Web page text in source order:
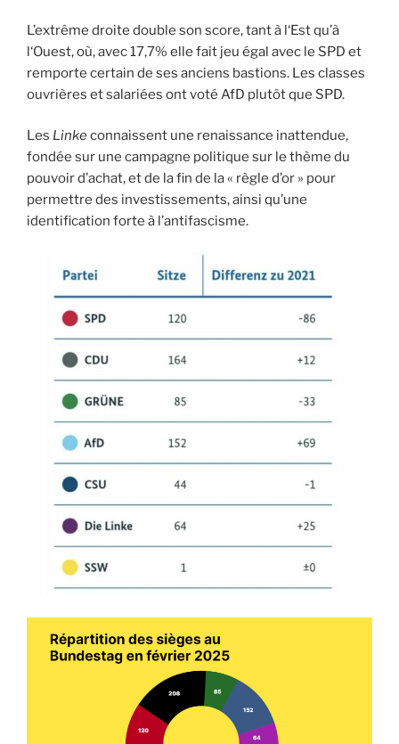
L’extrême droite double son score, tant à l‘Est qu’à
l‘Ouest, où, avec 17,7% elle fait jeu égal avec le SPD et
remporte certain de ses anciens bastions. Les classes
ouvrières et salariées ont voté AfD plutôt que SPD.
Les Linkeconnaissent une renaissance inattendue,
fondée sur une campagne politique sur le thème du
pouvoir d’achat, et de la fin de la « règle d’or » pour
permettre des investissements, ainsi qu’une
identification forte à l’antifascisme.